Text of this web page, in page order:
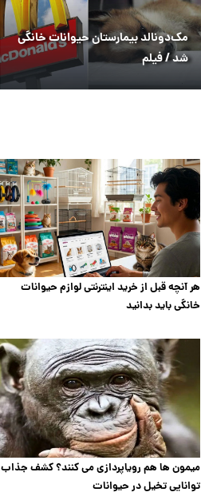
مک‌دونالد بیمارستان حیوانات خانگی
شد / فیلم
هر آنچه قبل از خرید اینترنتی لوازم حیوانات
خانگی باید بدانید
میمون ها هم رویاپردازی می کنند؟ کشف جذاب
توانایی تخیل در حیوانات